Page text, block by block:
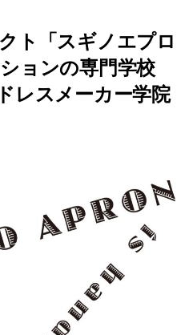
ト「スギノエプロ
ョンの専門学校
レスメーカー学院